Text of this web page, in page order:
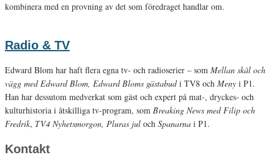
kombinera med en provning av det som föredraget handlar om.
Radio & TV
Edward Blom har haft flera egna tv- och radioserier – som Mellan skål och
vägg med Edward Blom, Edward Bloms gästabudi TV8 och Meny i P1.
Han har dessutom medverkat som gäst och expert på mat-, dryckes- och
kulturhistoria i åtskilliga tv-program, som Breaking News med Filip och
Fredrik, TV4 Nyhetsmorgon, Pluras jul och Spanarna i P1.
Kontakt